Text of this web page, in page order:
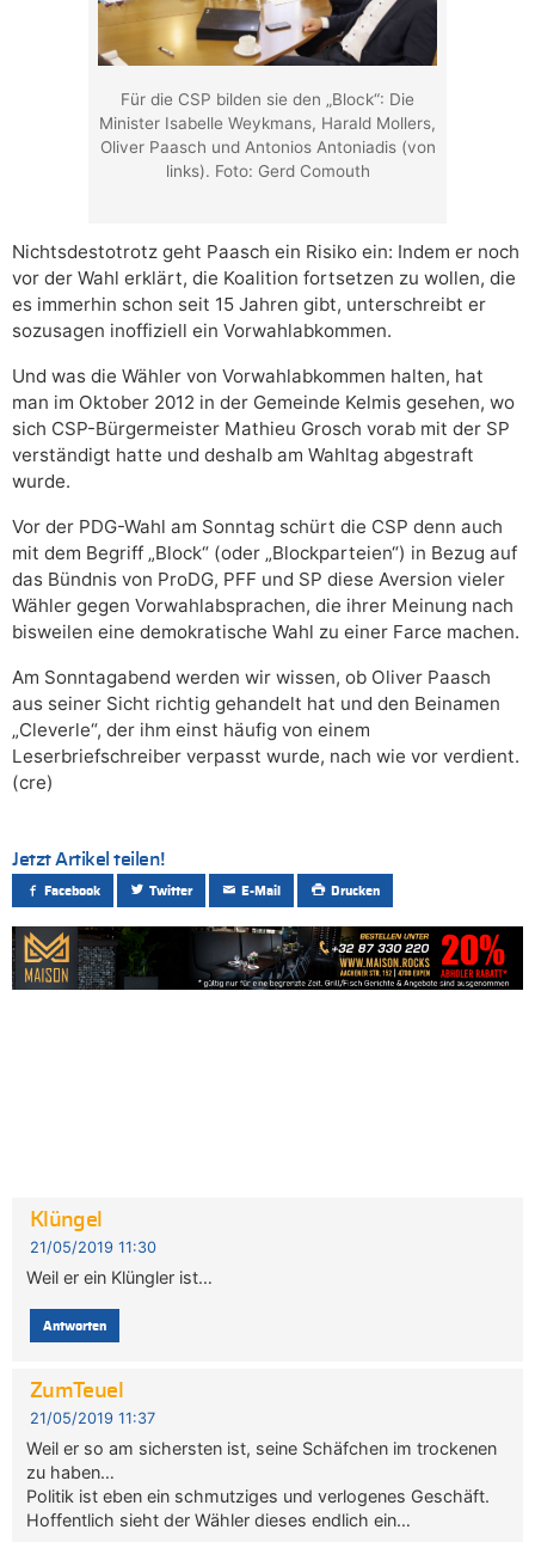
Für die CSP bilden sie den „Block“: Die
Minister Isabelle Weykmans, Harald Mollers,
Oliver Paasch und Antonios Antoniadis (von
links). Foto: Gerd Comouth
Nichtsdestotrotz geht Paasch ein Risiko ein: Indem er noch
vor der Wahl erklärt, die Koalition fortsetzen zu wollen, die
es immerhin schon seit 15 Jahren gibt, unterschreibt er
sozusagen inoffiziell ein Vorwahlabkommen.
Und was die Wähler von Vorwahlabkommen halten, hat
man im Oktober 2012 in der Gemeinde Kelmis gesehen, wo
sich CSP-Bürgermeister Mathieu Grosch vorab mit der SP
verständigt hatte und deshalb am Wahltag abgestraft
wurde.
Vor der PDG-Wahl am Sonntag schürt die CSP denn auch
mit dem Begriff „Block“ (oder „Blockparteien“) in Bezug auf
das Bündnis von ProDG, PFF und SP diese Aversion vieler
Wähler gegen Vorwahlabsprachen, die ihrer Meinung nach
bisweilen eine demokratische Wahl zu einer Farce machen.
Am Sonntagabend werden wir wissen, ob Oliver Paasch
aus seiner Sicht richtig gehandelt hat und den Beinamen
„Cleverle“, der ihm einst häufig von einem
Leserbriefschreiber verpasst wurde, nach wie vor verdient.
(cre)
Jetzt Artikel teilen!
Facebook Twitter E-Mail Drucken
Klüngel
21/05/2019 11:30
Weil er ein Klüngler ist…
Antworten
ZumTeuel
21/05/2019 11:37
Weil er so am sichersten ist, seine Schäfchen im trockenen
zu haben…
Politik ist eben ein schmutziges und verlogenes Geschäft.
Hoffentlich sieht der Wähler dieses endlich ein…